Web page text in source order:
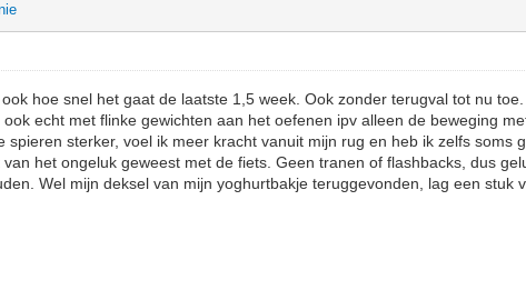
hoe snel het gaat de laatste 1,5 week. Ook zonder terugval tot nu
echt met flinke gewichten aan het oefenen ipv alleen de beweging
spieren sterker, voel ik meer kracht vanuit mijn rug en heb ik zelfs soms
het ongeluk geweest met de fiets. Geen tranen of flashbacks, dus
Wel mijn deksel van mijn yoghurtbakje teruggevonden, lag een stuk